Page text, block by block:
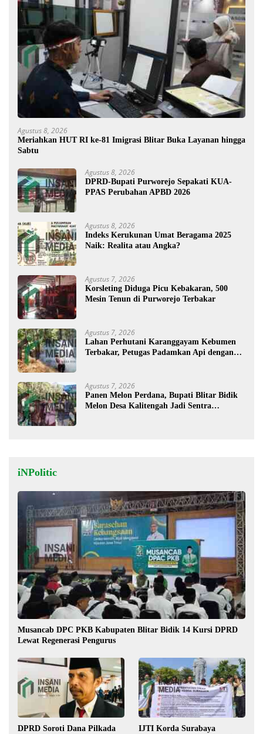
Agustus 8, 2026
Meriahkan HUT RI ke-81 Imigrasi Blitar Buka Layanan hingga
Sabtu
Agustus 8, 2026
DPRD-Bupati Purworejo Sepakati KUA-
PPAS Perubahan APBD 2026
Agustus 8, 2026
Indeks Kerukunan Umat Beragama 2025
Naik: Realita atau Angka?
Agustus 7, 2026
Korsleting Diduga Picu Kebakaran, 500
Mesin Tenun di Purworejo Terbakar
Agustus 7, 2026
Lahan Perhutani Karanggayam Kebumen
Terbakar, Petugas Padamkan Api dengan
Agustus 7, 2026
Panen Melon Perdana, Bupati Blitar Bidik
Melon Desa Kalitengah Jadi Sentra
iNPolitic
Musancab DPC PKB Kabupaten Blitar Bidik 14 Kursi DPRD
Lewat Regenerasi Pengurus
DPRD Soroti Dana Pilkada
IJTI Korda Surabaya